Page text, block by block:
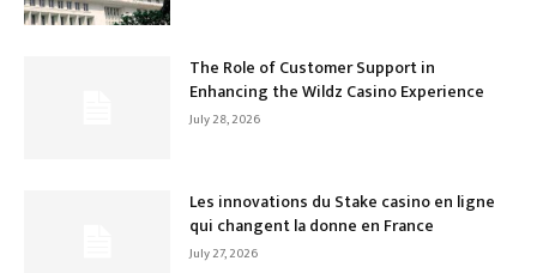
The Role of Customer Support in
Enhancing the Wildz Casino Experience
July 28, 2026
Les innovations du Stake casino en ligne
qui changent la donne en France
July 27, 2026